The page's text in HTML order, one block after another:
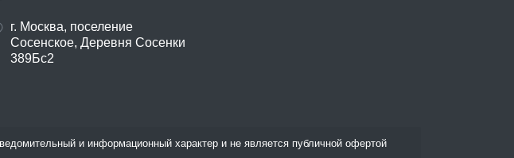
г. Москва, поселение
Сосенское, Деревня Сосенки
389Бс2
и информационный характер и не является публичной офертой